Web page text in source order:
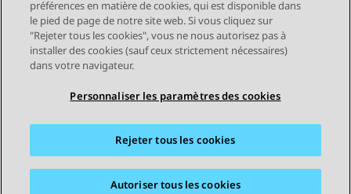
STAY CONNECTED
Conditions d'utilisation
préférences en matière de cookies, qui est disponible dans
le pied de page de notre site web. Si vous cliquez sur
"Rejeter tous les cookies", vous ne nous autorisez pas à
installer des cookies (sauf ceux strictement nécessaires)
dans votre navigateur.
Personnaliser les paramètres des cookies
Rejeter tous les cookies
Autoriser tous les cookies